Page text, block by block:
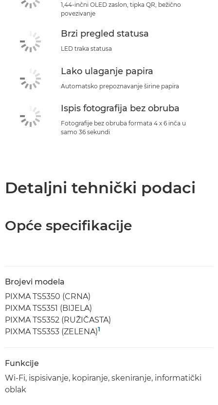
1,44-inčni OLED zaslon, tipka QR, bežično
povezivanje
Brzi pregled statusa
LED traka statusa
Lako ulaganje papira
Automatsko prepoznavanje širine papira
Ispis fotografija bez obruba
Fotografije bez obruba formata 4 x 6 inča u
samo 36 sekundi
Detaljni tehnički podaci
Opće specifikacije
Brojevi modela
PIXMA TS5350 (CRNA)
PIXMA TS5351 (BIJELA)
PIXMA TS5352 (RUŽIČASTA)
PIXMA TS5353 (ZELENA)1
Funkcije
Wi-Fi, ispisivanje, kopiranje, skeniranje, informatički
oblak